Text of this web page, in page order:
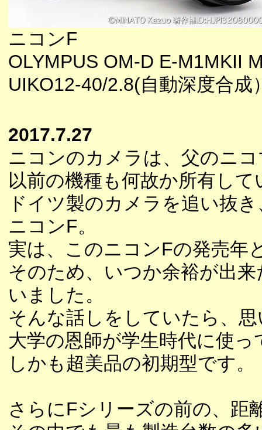
ニコンF
OLYMPUS OM-D E-M1MKII
UIKO12-40/2.8(自動深度合成
2017.7.27
ニコンのカメラは、父のニ
以前の機種も何故か所有して
ドイツ製のカメラを追い抜
ニコンF。
実は、このニコンFの発売年
そのため、いつか余裕が出
いました。
そんな話しをしていたら、
大学の恩師が学生時代に使
しかも超美品の初期型です。
さらにFシリーズの前の、距